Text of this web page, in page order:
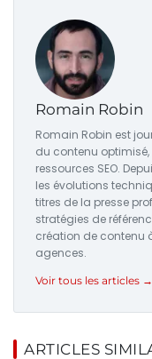
Romain Robin
Romain Robin est
du contenu
ressources SEO.
les évolutions
titres de la presse
stratégies de
création de contenu
agences.
Voir tous les articles →
ARTICLES